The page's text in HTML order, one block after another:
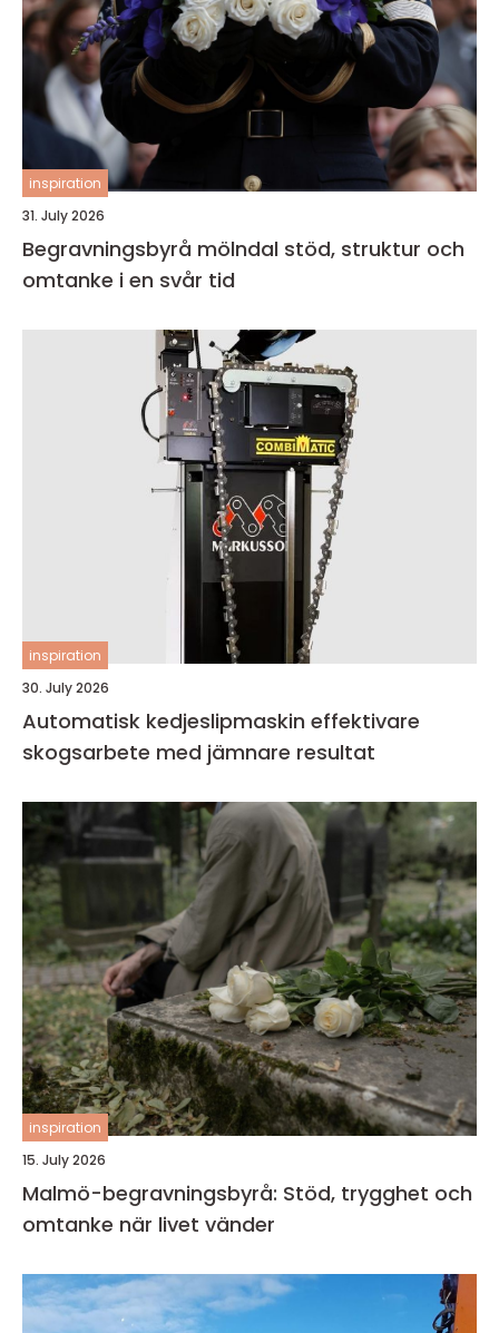
inspiration
31. July 2026
Begravningsbyrå mölndal stöd, struktur och
omtanke i en svår tid
inspiration
30. July 2026
Automatisk kedjeslipmaskin effektivare
skogsarbete med jämnare resultat
inspiration
15. July 2026
Malmö-begravningsbyrå: Stöd, trygghet och
omtanke när livet vänder